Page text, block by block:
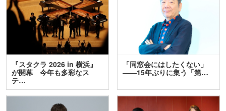
『スタクラ 2026 in 横浜』
が開幕 今年も多彩なス
テ…
「同窓会にはしたくない」
――15年ぶりに集う「第…